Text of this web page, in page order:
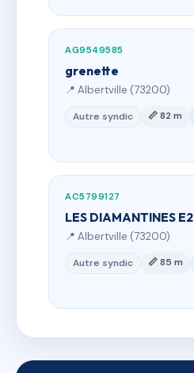
AG9549585
grenette
📍 Albertville (73200)
Autre syndic 📏 82 m
AC5799127
LES DIAMANTINES E2
📍 Albertville (73200)
Autre syndic 📏 85 m